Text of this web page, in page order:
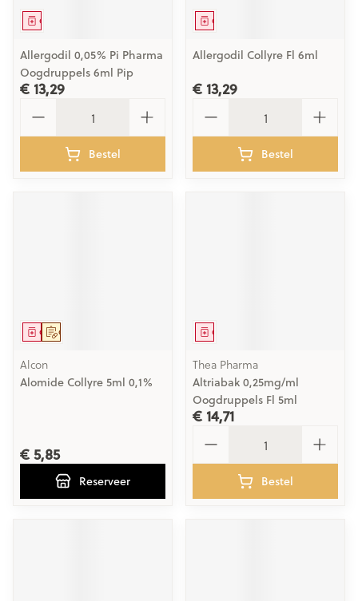
Geneesmiddel
Allergodil 0,05% Pi Pharma
Oogdruppels 6ml Pip
€ 13,29
Bestel
Geneesmiddel
Allergodil Collyre Fl 6ml
€ 13,29
Bestel
Op voorschrift
Geneesmiddel
Alcon
Alomide Collyre 5ml 0,1%
€ 5,85
Reserveer
Geneesmiddel
Thea Pharma
Altriabak 0,25mg/ml
Oogdruppels Fl 5ml
€ 14,71
Bestel